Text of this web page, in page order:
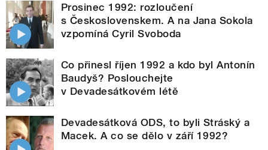
Prosinec 1992: rozloučení
s Československem. A na Jana Sokola
vzpomíná Cyril Svoboda
Co přinesl říjen 1992 a kdo byl Antonín
Baudyš? Poslouchejte
v Devadesátkovém létě
Devadesátková ODS, to byli Stráský a
Macek. A co se dělo v září 1992?